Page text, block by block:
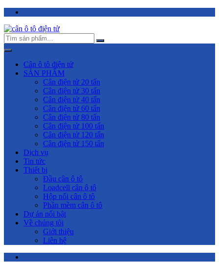
Chuyển
nội
dung
Cân ô tô điện tử
SẢN PHẨM
Cân điện tử 20 tấn
Cân điện tử 30 tấn
Cân điện tử 40 tấn
Cân điện tử 60 tấn
Cân điện tử 80 tấn
Cân điện tử 100 tấn
Cân điện tử 120 tấn
Cân điện tử 150 tấn
Dịch vụ
Tin tức
Thiết bị
Đầu cân ô tô
Loadcell cân ô tô
Hộp nối cân ô tô
Phần mềm cân ô tô
Dự án nổi bật
Về chúng tôi
Giới thiệu
Liên hệ